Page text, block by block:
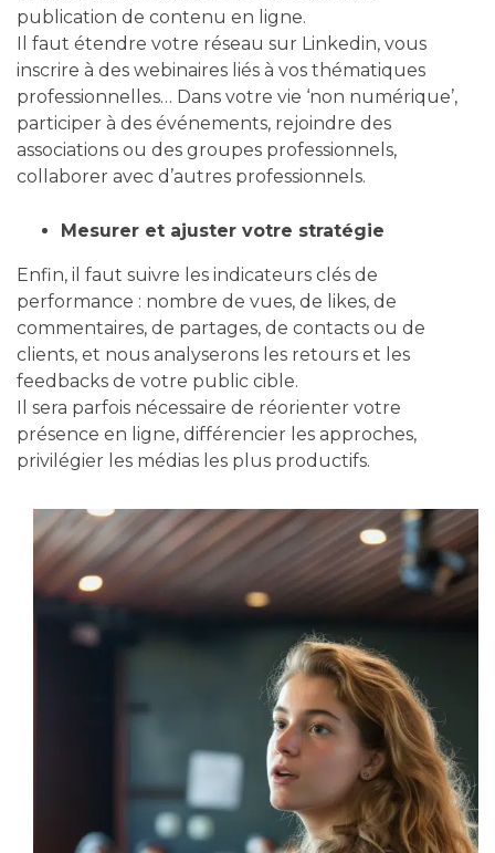
publication de contenu en ligne.
Il faut étendre votre réseau sur Linkedin, vous
inscrire à des webinaires liés à vos thématiques
professionnelles… Dans votre vie ‘non numérique’,
participer à des événements, rejoindre des
associations ou des groupes professionnels,
collaborer avec d’autres professionnels.
Mesurer et ajuster votre stratégie
Enfin, il faut suivre les indicateurs clés de
performance : nombre de vues, de likes, de
commentaires, de partages, de contacts ou de
clients, et nous analyserons les retours et les
feedbacks de votre public cible.
Il sera parfois nécessaire de réorienter votre
présence en ligne, différencier les approches,
privilégier les médias les plus productifs.